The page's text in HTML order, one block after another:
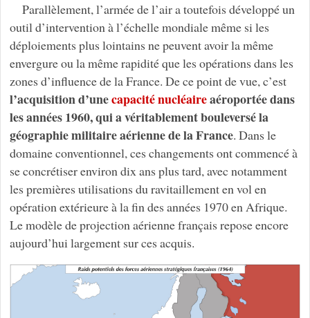
Parallèlement, l’armée de l’air a toutefois développé un
outil d’intervention à l’échelle mondiale même si les
déploiements plus lointains ne peuvent avoir la même
envergure ou la même rapidité que les opérations dans les
zones d’influence de la France. De ce point de vue, c’est
l’acquisition d’unecapacité nucléaireaéroportée dans
les années 1960, qui a véritablement bouleversé la
géographie militaire aérienne de la France. Dans le
domaine conventionnel, ces changements ont commencé à
se concrétiser environ dix ans plus tard, avec notamment
les premières utilisations du ravitaillement en vol en
opération extérieure à la fin des années 1970 en Afrique.
Le modèle de projection aérienne français repose encore
aujourd’hui largement sur ces acquis.